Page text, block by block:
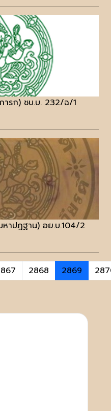
รก) ชบ.บ. 232/ฉ/1
ปฎฐาน) อย.บ.104/2
2868 2869